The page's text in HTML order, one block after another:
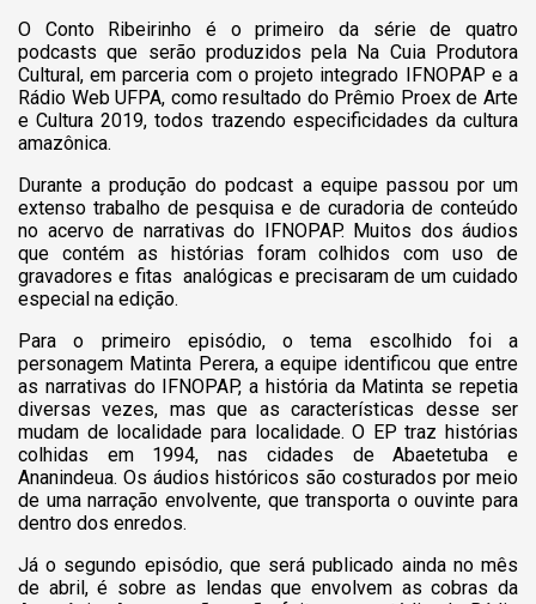
O Conto Ribeirinho é o primeiro da série de quatro
podcasts que serão produzidos pela Na Cuia Produtora
Cultural, em parceria com o projeto integrado IFNOPAP e a
Rádio Web UFPA, como resultado do Prêmio Proex de Arte
e Cultura 2019, todos trazendo especificidades da cultura
amazônica.
Durante a produção do podcast a equipe passou por um
extenso trabalho de pesquisa e de curadoria de conteúdo
no acervo de narrativas do IFNOPAP. Muitos dos áudios
que contém as histórias foram colhidos com uso de
gravadores e fitas analógicas e precisaram de um cuidado
especial na edição.
Para o primeiro episódio, o tema escolhido foi a
personagem Matinta Perera, a equipe identificou que entre
as narrativas do IFNOPAP, a história da Matinta se repetia
diversas vezes, mas que as características desse ser
mudam de localidade para localidade. O EP traz histórias
colhidas em 1994, nas cidades de Abaetetuba e
Ananindeua. Os áudios históricos são costurados por meio
de uma narração envolvente, que transporta o ouvinte para
dentro dos enredos.
Já o segundo episódio, que será publicado ainda no mês
de abril, é sobre as lendas que envolvem as cobras da